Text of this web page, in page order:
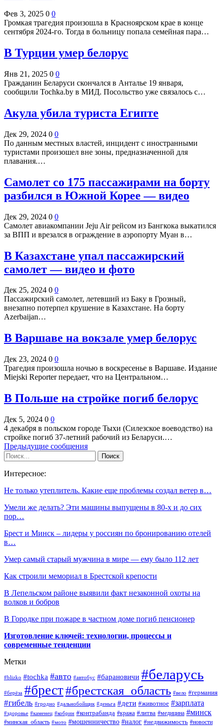
Фев 3, 2025 0 0
Громкая трагедия произошла в Красноярском крае в конце
сентября 2024-го. Тогда в больницу попала семейная пара…
В Турции умер белорус
Янв 21, 2025 0 0
Гражданин Беларуси скончался в Анталье 19 января,
сообщили Tochka.by в МИД. Посольство уже связалось с…
Акула убила туриста Египте
Дек 29, 2024 0 0
По данным местных властей, инцидент с иностранными
туристами произошел вне зоны, предназначенной для
плавания.…
Самолет со 175 пассажирами на борту
разбился в Южной Корее — видео
Дек 29, 2024 0 0
Самолет авиакомпании Jeju Air рейсом из Бангкока выкатился
за ВПП и врезался в ограждение в аэропорту Муан в…
В Казахстане упал пассажирский
самолет — видео и фото
Дек 25, 2024 0 0
Пассажирский самолет, летевший из Баку в Грозный,
внезапно потерпел крушение в Казахстане. На борту
Azerbaijan…
В Варшаве на вокзале умер белорус
Дек 23, 2024 0 0
Трагедия произошла ночью в воскресенье в Варшаве. Издание
Miejski Reporter передает, что на Центральном…
В Польше на стройке погиб белорус
Дек 5, 2024 0 0
4 декабря в польском городе Тыхи (Силезское воеводство) на
стройке погиб 37-летний рабочий из Беларуси.…
Предыдущие сообщения
Интересное:
Не только утеплитель. Какие еще проблемы создал ветер в…
Умели же делать? Эти машины выпущены в 80-х и до сих
пор…
Брест и Минск – лидеры у россиян по бронированию отелей
в…
Умер самый старый мужчина в мире — ему было 112 лет
Как строили мемориал в Брестской крепости
В Лепельском районе выявили факт незаконной охоты на
волков и бобров
В Городке при пожаре в частном доме погиб пенсионер
Изготовление ключей: технологии, процессы и
современные тенденции
Метки
#blizko #tochka #авто #автобус #барановичи #беларусь
#берёза #брест#брестская_область #вело #германия
#гибель #гродно #дальнобойщик #деньга #дети #животное #зарплата
#здоровье #каменец #кобрин #контрабанда #кража #литва #медицина #минск
#минская_область #мото #мошенничество #налог #недвижимость #новости